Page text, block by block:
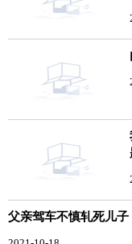
父亲驾车不慎轧死儿